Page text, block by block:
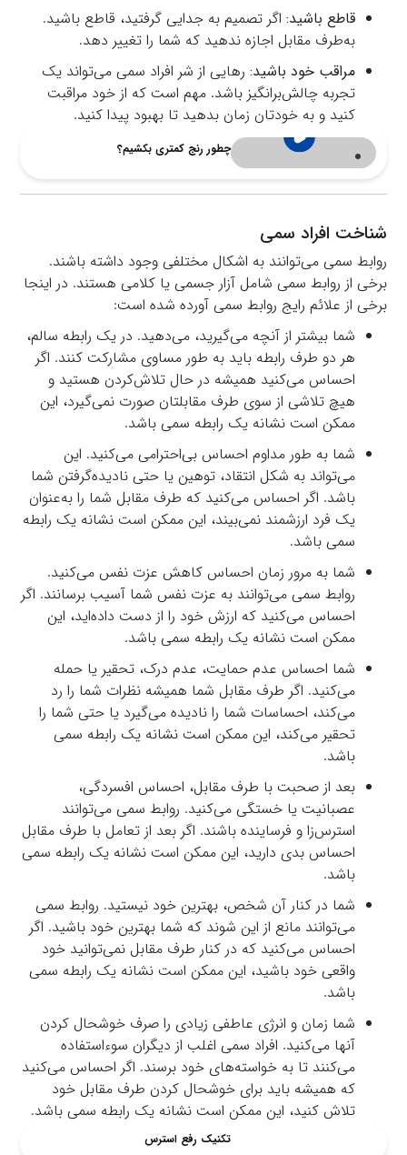
قاطع باشید: اگر تصمیم به جدایی گرفتید، قاطع باشید.
به‌طرف مقابل اجازه ندهید که شما را تغییر دهد.
مراقب خود باشید: رهایی از شر افراد سمی می‌تواند یک
تجربه چالش‌برانگیز باشد. مهم است که از خود مراقبت
کنید و به خودتان زمان بدهید تا بهبود پیدا کنید.
چطور رنج کمتری بکشیم؟
شناخت افراد سمی
روابط سمی می‌توانند به اشکال مختلفی وجود داشته باشند.
برخی از روابط سمی شامل آزار جسمی یا کلامی هستند. در اینجا
برخی از علائم رایج روابط سمی آورده شده است:
شما بیشتر از آنچه می‌گیرید، می‌دهید. در یک رابطه سالم،
هر دو طرف رابطه باید به طور مساوی مشارکت کنند. اگر
احساس می‌کنید همیشه در حال تلاش‌کردن هستید و
هیچ تلاشی از سوی طرف مقابلتان صورت نمی‌گیرد، این
ممکن است نشانه یک رابطه سمی باشد.
شما به طور مداوم احساس بی‌احترامی می‌کنید. این
می‌تواند به شکل انتقاد، توهین یا حتی نادیده‌گرفتن شما
باشد. اگر احساس می‌کنید که طرف مقابل شما را به‌عنوان
یک فرد ارزشمند نمی‌بیند، این ممکن است نشانه یک رابطه
سمی باشد.
شما به مرور زمان احساس کاهش عزت نفس می‌کنید.
روابط سمی می‌توانند به عزت نفس شما آسیب برسانند. اگر
احساس می‌کنید که ارزش خود را از دست‌ داده‌اید، این
ممکن است نشانه یک رابطه سمی باشد.
شما احساس عدم حمایت، عدم درک، تحقیر یا حمله
می‌کنید. اگر طرف مقابل شما همیشه نظرات شما را رد
می‌کند، احساسات شما را نادیده می‌گیرد یا حتی شما را
تحقیر می‌کند، این ممکن است نشانه یک رابطه سمی
باشد.
بعد از صحبت با طرف مقابل، احساس افسردگی،
عصبانیت یا خستگی می‌کنید. روابط سمی می‌توانند
استرس‌زا و فرساینده باشند. اگر بعد از تعامل با طرف مقابل
احساس بدی دارید، این ممکن است نشانه یک رابطه سمی
باشد.
شما در کنار آن شخص، بهترین خود نیستید. روابط سمی
می‌توانند مانع از این شوند که شما بهترین خود باشید. اگر
احساس می‌کنید که در کنار طرف مقابل نمی‌توانید خود
واقعی خود باشید، این ممکن است نشانه یک رابطه سمی
باشد.
شما زمان و انرژی عاطفی زیادی را صرف خوشحال کردن
آنها می‌کنید. افراد سمی اغلب از دیگران سوءاستفاده
می‌کنند تا به خواسته‌های خود برسند. اگر احساس می‌کنید
که همیشه باید برای خوشحال کردن طرف مقابل خود
تلاش کنید، این ممکن است نشانه یک رابطه سمی باشد.
تکنیک رفع استرس